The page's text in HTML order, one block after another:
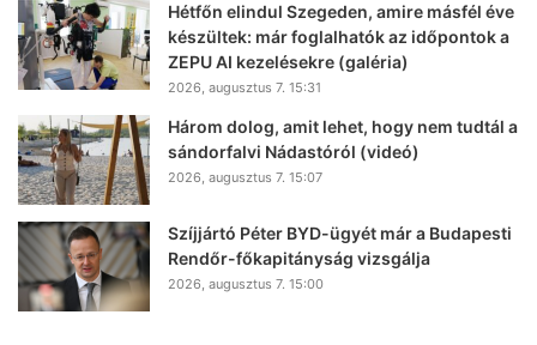
Hétfőn elindul Szegeden, amire másfél éve
készültek: már foglalhatók az időpontok a
ZEPU AI kezelésekre (galéria)
2026, augusztus 7. 15:31
Három dolog, amit lehet, hogy nem tudtál a
sándorfalvi Nádastóról (videó)
2026, augusztus 7. 15:07
Szíjjártó Péter BYD-ügyét már a Budapesti
Rendőr-főkapitányság vizsgálja
2026, augusztus 7. 15:00